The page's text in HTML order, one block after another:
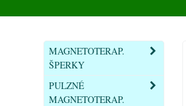
MAGNETOTERAP.
ŠPERKY
PULZNÉ
MAGNETOTERAP.